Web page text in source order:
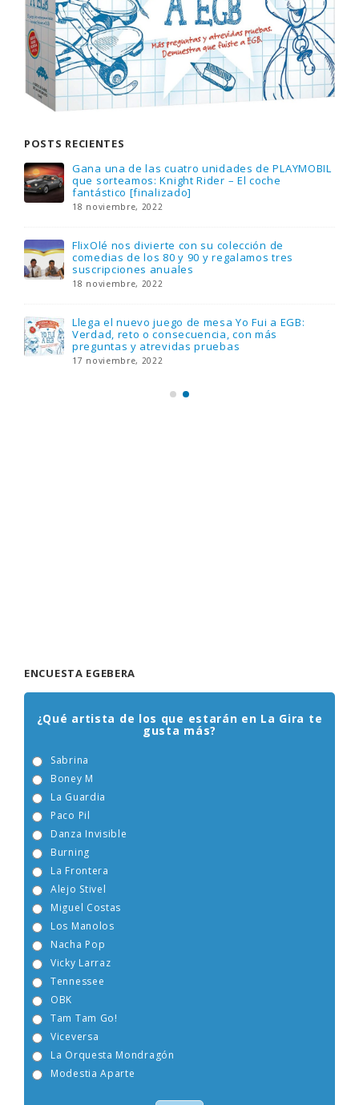
POSTS RECIENTES
Gana una de las cuatro unidades de PLAYMOBIL
que sorteamos: Knight Rider – El coche
fantástico [finalizado]
18 noviembre, 2022
FlixOlé nos divierte con su colección de
comedias de los 80 y 90 y regalamos tres
suscripciones anuales
18 noviembre, 2022
Llega el nuevo juego de mesa Yo Fui a EGB:
Verdad, reto o consecuencia, con más
preguntas y atrevidas pruebas
17 noviembre, 2022
ENCUESTA EGEBERA
¿Qué artista de los que estarán en La Gira te
gusta más?
Sabrina
Boney M
La Guardia
Paco Pil
Danza Invisible
Burning
La Frontera
Alejo Stivel
Miguel Costas
Los Manolos
Nacha Pop
Vicky Larraz
Tennessee
OBK
Tam Tam Go!
Viceversa
La Orquesta Mondragón
Modestia Aparte